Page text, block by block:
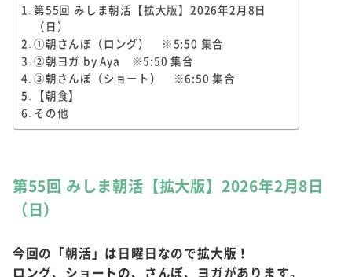
第55回 みしま朝活【拡大版】2026年2月8日
（日）
①朝さんぽ（ロング） ※5:50 集合
②朝ヨガ by Aya ※5:50 集合
③朝さんぽ（ショート） ※6:50 集合
【朝食】​
その他
第55回 みしま朝活【拡大版】2026年2月8日
（日）
今回の「朝活」は日曜日なので拡大版！
ロング、ショートの、さんぽ、ヨガがあります。